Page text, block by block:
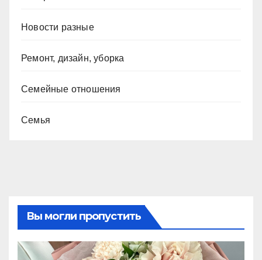
Новости разные
Ремонт, дизайн, уборка
Семейные отношения
Семья
Вы могли пропустить